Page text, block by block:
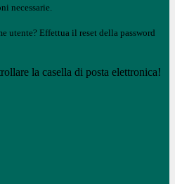
necessarie.
utente? Effettua il reset della password
la casella di posta elettronica!